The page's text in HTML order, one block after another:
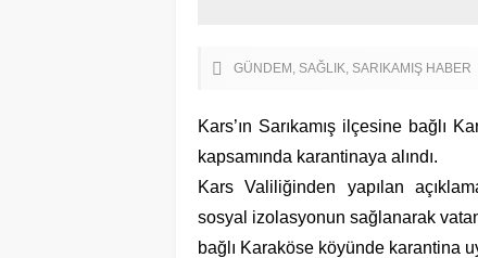
GÜNDEM SAĞLIK SARIKAMIŞ HABER
Kars’ın Sarıkamış ilçesine bağlı
kapsamında karantinaya alındı.
Kars Valiliğinden yapılan
sosyal izolasyonun sağlanarak
bağlı Karaköse köyünde karantina